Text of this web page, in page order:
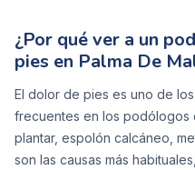
¿Por qué ver a un
pies en Palma De
El dolor de pies es uno de
frecuentes en los podólogos
plantar, espolón calcáneo,
son las causas más